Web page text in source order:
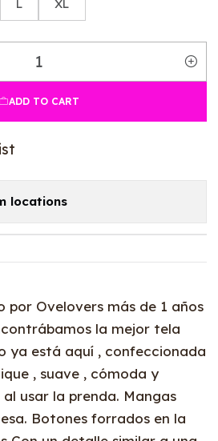
L XL
ADD TO CART
locations
por Ovelovers más de 1 años
la mejor tela
ya está aquí , confeccionada
, suave , cómoda y
usar la prenda. Mangas
Botones forrados en la